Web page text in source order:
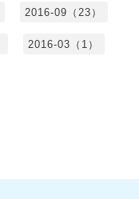
2016-09（23）
2016-03（1）